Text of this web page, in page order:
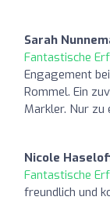
Sarah
Fantastische
Engagement
Rommel. Ein
Markler. Nur zu
Nicole
Fantastische
freundlich und